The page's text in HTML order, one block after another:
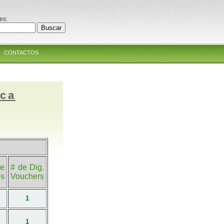
CONTACTOS
# de Dig.
Vouchers
1
1